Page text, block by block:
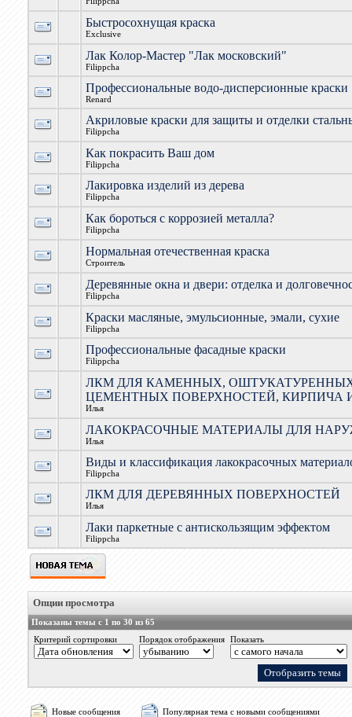
Быстросохнущая краска
Exclusive
Лак Колор-Мастер "Лак московский"
Filippcha
Профессиональные водо-дисперсионные краски
Renard
Акриловые краски для защиты и отделки
Filippcha
Как покрасить Ваш дом
Filippcha
Лакировка изделий из дерева
Filippcha
Как бороться с коррозией металла?
Filippcha
Нормальная отечественная краска
Строитель
Деревянные окна и двери: отделка и
Filippcha
Краски масляные, эмульсионные, эмали, сухие
Filippcha
Профессиональные фасадные краски
Filippcha
ЛКМ ДЛЯ КАМЕННЫХ,
ЦЕМЕНТНЫХ ПОВЕРХНОСТЕЙ, КИРПИЧА
Илья
ЛАКОКРАСОЧНЫЕ МАТЕРИАЛЫ ДЛЯ
Илья
Виды и классификация лакокрасочных
Filippcha
ЛКМ ДЛЯ ДЕРЕВЯННЫХ ПОВЕРХНОСТЕЙ
Илья
Лаки паркетные с антискользящим эффектом
Filippcha
Опции просмотра
Показаны темы с 1 по 30 из 65
Критерий сортировки
Порядок отображения Показать
Новые сообщения Популярная тема с новыми сообщениями